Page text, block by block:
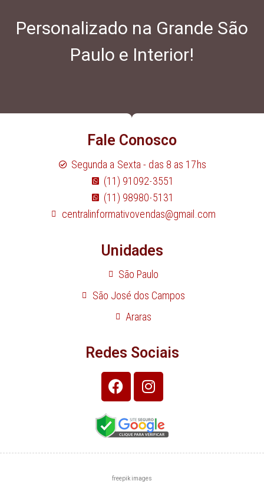
Personalizado na Grande São
Paulo e Interior!
Fale Conosco
Segunda a Sexta - das 8 as 17hs
(11) 91092-3551
(11) 98980-5131
centralinformativovendas@gmail.com
Unidades
São Paulo
São José dos Campos
Araras
Redes Sociais
freepik images